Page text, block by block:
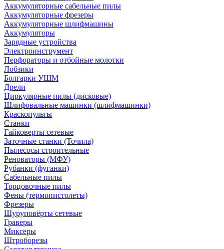
Аккумуляторные сабельные пилы
Аккумуляторные фрезеры
Аккумуляторные шлифмашины
Аккумуляторы
Зарядные устройства
Электроинструмент
Перфораторы и отбойные молотки
Лобзики
Болгарки УШМ
Дрели
Циркулярные пилы (дисковые)
Шлифовальные машинки (шлифмашинки)
Краскопульты
Станки
Гайковерты сетевые
Заточные станки (Точила)
Пылесосы строительные
Реноваторы (МФУ)
Рубанки (фуганки)
Сабельные пилы
Торцовочные пилы
Фены (термопистолеты)
Фрезеры
Шуруповёрты сетевые
Граверы
Миксеры
Штроборезы